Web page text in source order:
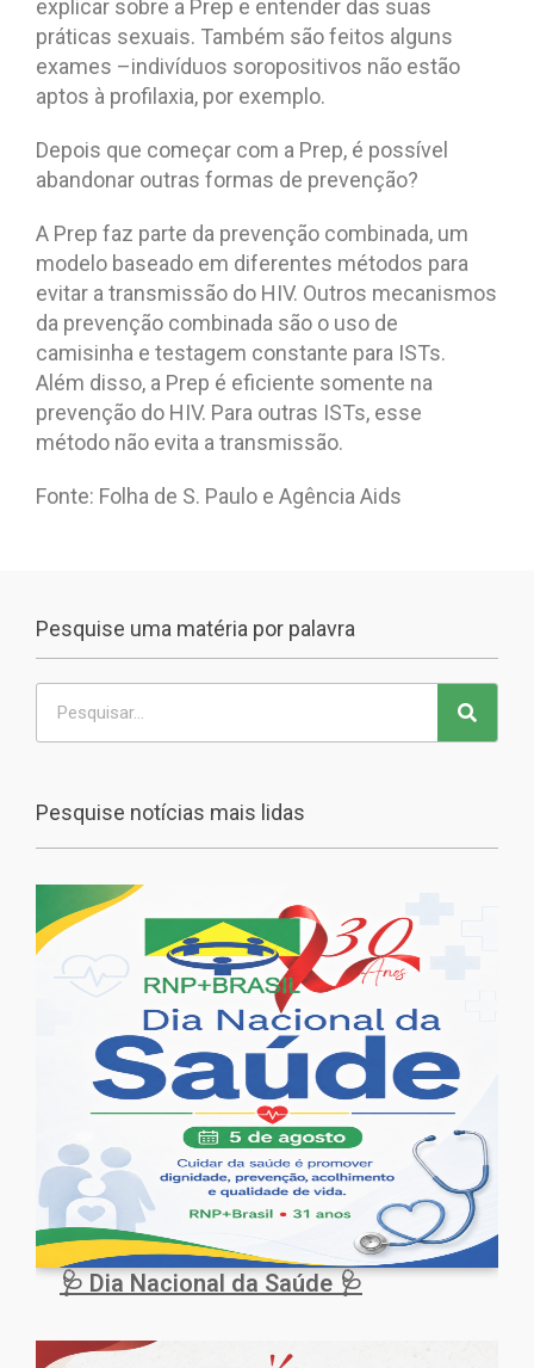
explicar sobre a Prep e entender das suas
práticas sexuais. Também são feitos alguns
exames –indivíduos soropositivos não estão
aptos à profilaxia, por exemplo.
Depois que começar com a Prep, é possível
abandonar outras formas de prevenção?
A Prep faz parte da prevenção combinada, um
modelo baseado em diferentes métodos para
evitar a transmissão do HIV. Outros mecanismos
da prevenção combinada são o uso de
camisinha e testagem constante para ISTs.
Além disso, a Prep é eficiente somente na
prevenção do HIV. Para outras ISTs, esse
método não evita a transmissão.
Fonte: Folha de S. Paulo e Agência Aids
Pesquise uma matéria por palavra
Pesquise notícias mais lidas
🩺 Dia Nacional da Saúde 🩺